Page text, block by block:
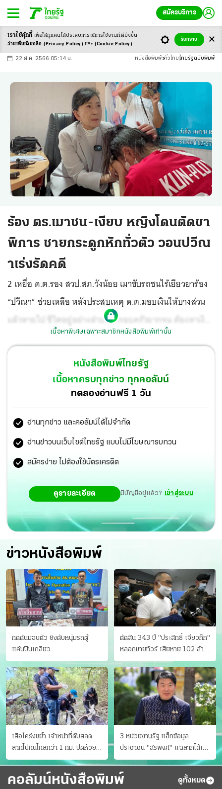
สมัครบริการ
-ก ก ก+
22 ส.ค. 2566 05:14 น. หนังสือพิมพ์ ทั่วไทย ไทยรัฐฉบับพิมพ์
ร้อง ตร.เมาชน-เงียบ หญิงโดนตัดขา
พิการ ชายกระดูกหักทั่วตัว วอนปวีณ
าเร่งรัดคดี
2 เหยื่อ ด.ต.รอง สวป.สภ.วังน้อย เมาขับรถชนไร้เยียวยาร้อง
“ปวีณา” ช่วยเหลือ หลังประสบเหตุ ด.ต.มอบเงินให้บางส่วน
แล้วหายไป ชีวิตอยู่อย่างลำบากครอบครัวยากจน ต้องหาเงิน
รักษาตัวอย่างต่อเนื่อง วอนเร่งรัดคดีเพื่อช่วยเหลือ ขณะที่
“ปวีณา” เผยประสานหน่วยงานที่เกี่ยวข้องช่วยเงินเยียวยา
พร้อมเร่งรัดคดีให้ความเป็นธรรมกับผู้ประสบเหตุ
เนื้อหาพิเศษเฉพาะสมาชิกหนังสือพิมพ์เท่านั้น
หนังสือพิมพ์ไทยรัฐ
เนื้อหาครบทุกข่าว ทุกคอลัมน์
ทดลองอ่านฟรี 1 วัน
อ่านทุกข่าว และคอลัมน์ได้ไม่จำกัด
อ่านข่าวบนเว็บไซต์ไทยรัฐ แบบไม่มีโฆษณารบกวน
สมัครง่าย ไม่ต้องใช้บัตรเครดิต
ดูรายละเอียด มีบัญชีอยู่แล้ว? เข้าสู่ระบบ
ข่าวหนังสือพิมพ์
กดดันมอบตัว ยิงดับหนุ่มรถตู้
แค้นปีนเกลียว
ตัดสิน 343 ปี "ประสิทธิ์ เจียวก๊ก"
หลอกขายทัวร์ เสียหาย 102 ล้าน
มีเหยื่อ 173 คน
เสือโคร่งขย้ำ เจ้าหน้าที่ดับสลด
ลากไปกินไกลกว่า 1 กม. ปิดห้วย
ขาแข้งชั่วคราว
3 หน่วยงานรัฐ แฮ็กข้อมูล
ประชาชน "สิริพงศ์" แฉลากไส้เอง
"หนู" กอด "หนิม" สยบลือ
คอลัมน์หนังสือพิมพ์ ดูทั้งหมด
เราใช้คุ้กกี้ เพื่อให้ทุกคนได้ประสบการณ์การใช้งานที่ดียิ่งขึ้น
อ่านเพิ่มเติมคลิก (Privacy Policy) และ (Cookie Policy)
รับทราบ